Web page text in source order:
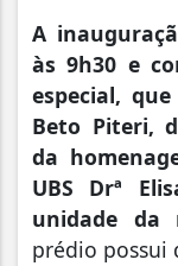
A
às 9h30 e
especial,
Beto Piteri,
da
UBS Drª
unidade da
prédio possui